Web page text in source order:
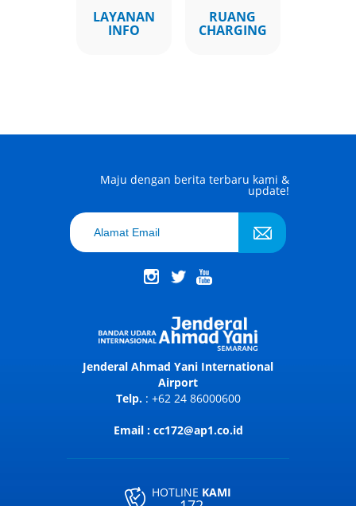
LAYANAN
INFO
RUANG
CHARGING
Maju dengan berita terbaru kami &
update!
Jenderal Ahmad Yani International
Airport
Telp. : +62 24 86000600
Email : cc172@ap1.co.id
HOTLINE KAMI